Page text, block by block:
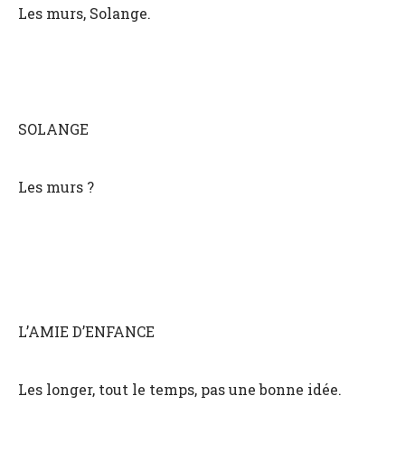
Les murs, Solange.
SOLANGE
Les murs ?
L’AMIE D’ENFANCE
Les longer, tout le temps, pas une bonne idée.